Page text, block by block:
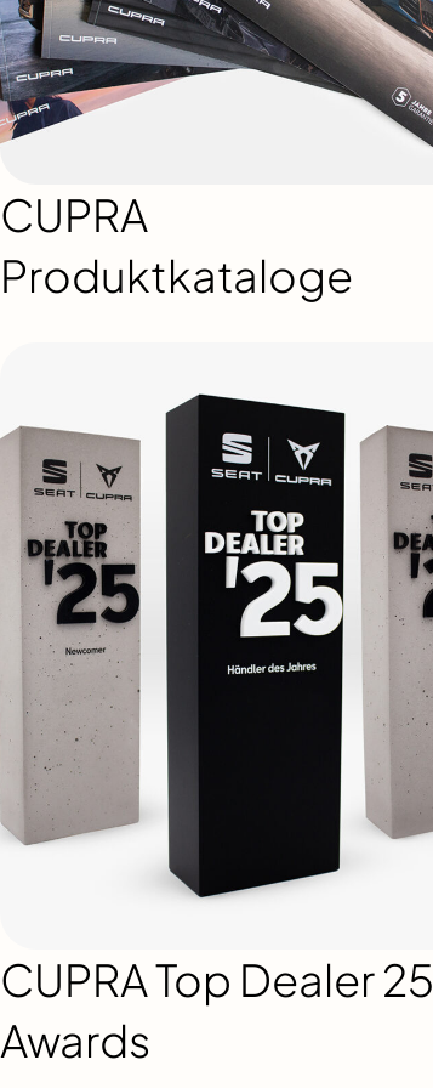
CUPRA
Produktkataloge
CUPRA Top Dealer 25
Awards